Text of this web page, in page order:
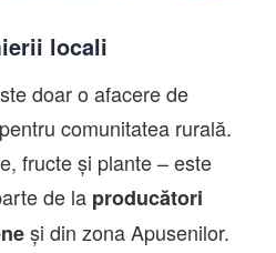
locali
doar o afacere de
comunitatea rurală.
fructe și plante – este
de la producători
și din zona Apusenilor.